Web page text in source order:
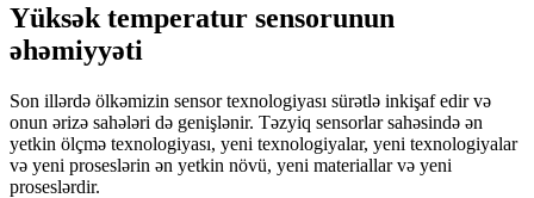
Yüksək temperatur sensorunun
əhəmiyyəti
Son illərdə ölkəmizin sensor texnologiyası sürətlə inkişaf edir və
onun ərizə sahələri də genişlənir. Təzyiq sensorlar sahəsində ən
yetkin ölçmə texnologiyası, yeni texnologiyalar, yeni texnologiyalar
və yeni proseslərin ən yetkin növü, yeni materiallar və yeni
proseslərdir.